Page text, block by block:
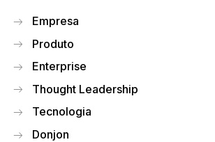
Empresa
Produto
Enterprise
Thought Leadership
Tecnologia
Donjon